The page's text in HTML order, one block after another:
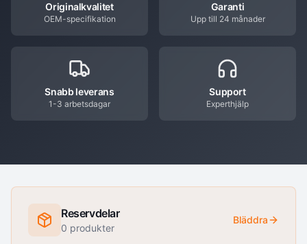
Originalkvalitet
OEM-specifikation
Garanti
Upp till 24 månader
Snabb leverans
1-3 arbetsdagar
Support
Experthjälp
Reservdelar
0 produkter
Bläddra